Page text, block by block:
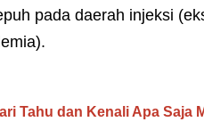
pada daerah injeksi
Tahu dan Kenali Apa Saja